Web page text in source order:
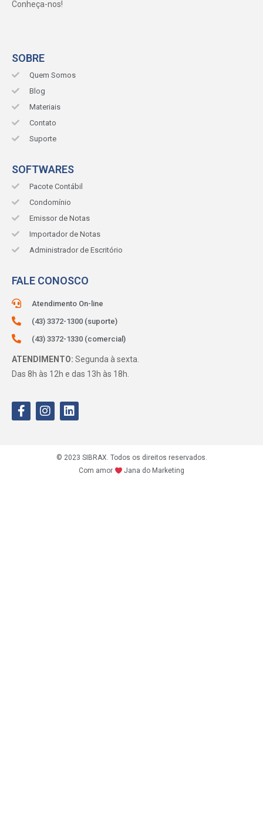
Conheça-nos!
SOBRE
Quem Somos
Blog
Materiais
Contato
Suporte
SOFTWARES
Pacote Contábil
Condomínio
Emissor de Notas
Importador de Notas
Administrador de Escritório
FALE CONOSCO
Atendimento On-line
(43) 3372-1300 (suporte)
(43) 3372-1330 (comercial)
ATENDIMENTO: Segunda à sexta.
Das 8h às 12h e das 13h às 18h.
© 2023 SIBRAX. Todos os direitos reservados.
Com amor
Jana do Marketing